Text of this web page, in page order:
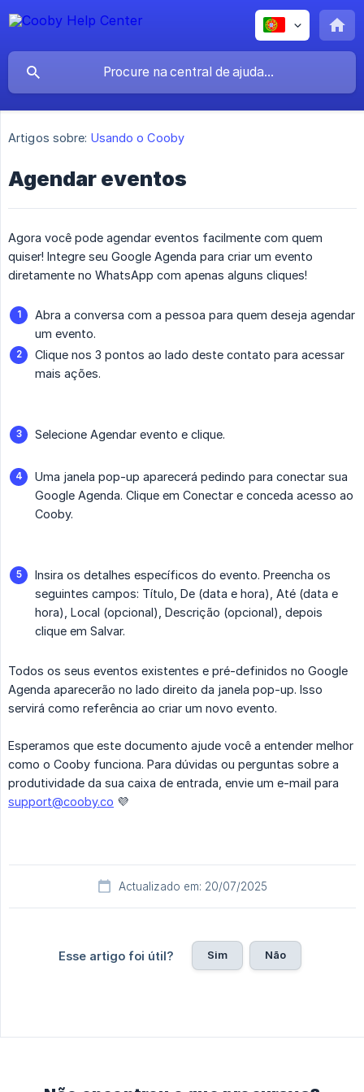
Artigos sobre: Usando o Cooby
Agendar eventos
Agora você pode agendar eventos facilmente com quem
quiser! Integre seu Google Agenda para criar um evento
diretamente no WhatsApp com apenas alguns cliques!
Abra a conversa com a pessoa para quem deseja agendar
um evento.
Clique nos 3 pontos ao lado deste contato para acessar
mais ações.
Selecione Agendar evento e clique.
Uma janela pop-up aparecerá pedindo para conectar sua
Google Agenda. Clique em Conectar e conceda acesso ao
Cooby.
Insira os detalhes específicos do evento. Preencha os
seguintes campos: Título, De (data e hora), Até (data e
hora), Local (opcional), Descrição (opcional), depois
clique em Salvar.
Todos os seus eventos existentes e pré-definidos no Google
Agenda aparecerão no lado direito da janela pop-up. Isso
servirá como referência ao criar um novo evento.
Esperamos que este documento ajude você a entender melhor
como o Cooby funciona. Para dúvidas ou perguntas sobre a
produtividade da sua caixa de entrada, envie um e-mail para
support@cooby.co 💜
Actualizado em: 20/07/2025
Esse artigo foi útil? Sim Não